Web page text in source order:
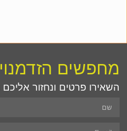
מחפשים
השאירו פרטים ונחזור